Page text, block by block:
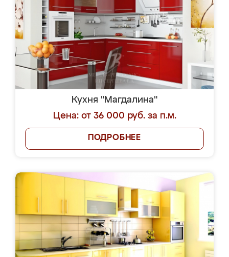
Кухня "Магдалина"
Цена: от 36 000 руб. за п.м.
ПОДРОБНЕЕ